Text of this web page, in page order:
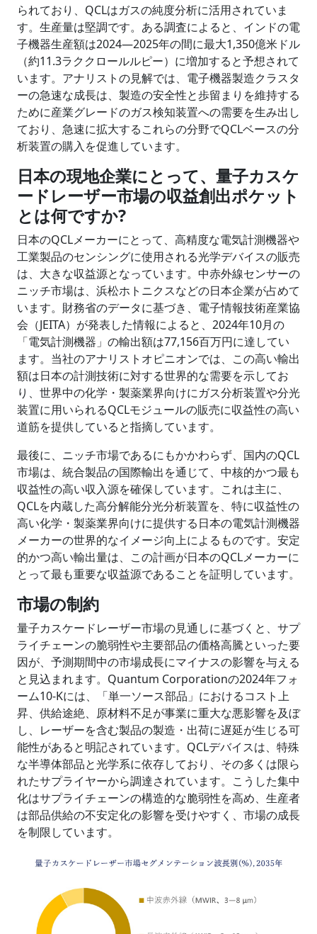
られており、QCLはガスの純度分析に活用されていま
す。生産量は堅調です。ある調査によると、インドの電
子機器生産額は2024―2025年の間に最大1,350億米ドル
（約11.3ラククロールルピー）に増加すると予想されて
います。アナリストの見解では、電子機器製造クラスタ
ーの急速な成長は、製造の安全性と歩留まりを維持する
ために産業グレードのガス検知装置への需要を生み出し
ており、急速に拡大するこれらの分野でQCLベースの分
析装置の購入を促進しています。
日本の現地企業にとって、量子カスケ
ードレーザー市場の収益創出ポケット
とは何ですか?
日本のQCLメーカーにとって、高精度な電気計測機器や
工業製品のセンシングに使用される光学デバイスの販売
は、大きな収益源となっています。中赤外線センサーの
ニッチ市場は、浜松ホトニクスなどの日本企業が占めて
います。財務省のデータに基づき、電子情報技術産業協
会（JEITA）が発表した情報によると、2024年10月の
「電気計測機器」の輸出額は77,156百万円に達してい
ます。当社のアナリストオピニオンでは、この高い輸出
額は日本の計測技術に対する世界的な需要を示してお
り、世界中の化学・製薬業界向けにガス分析装置や分光
装置に用いられるQCLモジュールの販売に収益性の高い
道筋を提供していると指摘しています。
最後に、ニッチ市場であるにもかかわらず、国内のQCL
市場は、統合製品の国際輸出を通じて、中核的かつ最も
収益性の高い収入源を確保しています。これは主に、
QCLを内蔵した高分解能分光分析装置を、特に収益性の
高い化学・製薬業界向けに提供する日本の電気計測機器
メーカーの世界的なイメージ向上によるものです。安定
的かつ高い輸出量は、この計画が日本のQCLメーカーに
とって最も重要な収益源であることを証明しています。
市場の制約
量子カスケードレーザー市場の見通しに基づくと、サプ
ライチェーンの脆弱性や主要部品の価格高騰といった要
因が、予測期間中の市場成長にマイナスの影響を与える
と見込まれます。Quantum Corporationの2024年フォ
ーム10-Kには、「単一ソース部品」におけるコスト上
昇、供給途絶、原材料不足が事業に重大な悪影響を及ぼ
し、レーザーを含む製品の製造・出荷に遅延が生じる可
能性があると明記されています。QCLデバイスは、特殊
な半導体部品と光学系に依存しており、その多くは限ら
れたサプライヤーから調達されています。こうした集中
化はサプライチェーンの構造的な脆弱性を高め、生産者
は部品供給の不安定化の影響を受けやすく、市場の成長
を制限しています。